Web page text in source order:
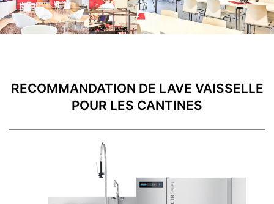
RECOMMANDATION DE LAVE VAISSELLE
POUR LES CANTINES